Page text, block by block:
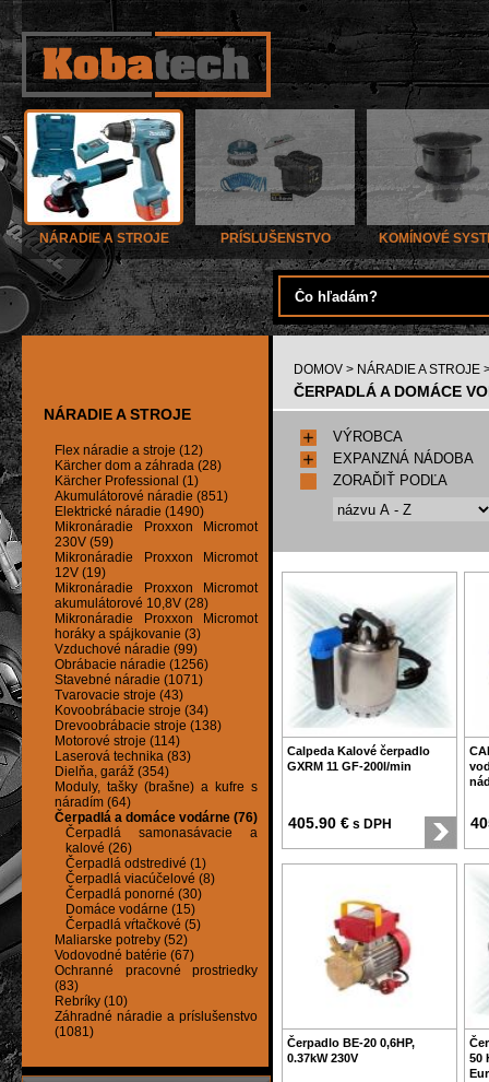
NÁRADIE A STROJE PRÍSLUŠENSTVO KOMÍNOVÉ
NÁRADIE A STROJE
Flex náradie a stroje (12)
Kärcher dom a záhrada (28)
Kärcher Professional (1)
Akumulátorové náradie (851)
Elektrické náradie (1490)
Mikronáradie Proxxon Micromot
230V (59)
Mikronáradie Proxxon Micromot
12V (19)
Mikronáradie Proxxon Micromot
akumulátorové 10,8V (28)
Mikronáradie Proxxon Micromot
horáky a spájkovanie (3)
Vzduchové náradie (99)
Obrábacie náradie (1256)
Stavebné náradie (1071)
Tvarovacie stroje (43)
Kovoobrábacie stroje (34)
Drevoobrábacie stroje (138)
Motorové stroje (114)
Laserová technika (83)
Dielňa, garáž (354)
Moduly, tašky (brašne) a kufre s
náradím (64)
Čerpadlá a domáce vodárne (76)
Čerpadlá samonasávacie a
kalové (26)
Čerpadlá odstredivé (1)
Čerpadlá viacúčelové (8)
Čerpadlá ponorné (30)
Domáce vodárne (15)
Čerpadlá vŕtačkové (5)
Maliarske potreby (52)
Vodovodné batérie (67)
Ochranné pracovné prostriedky
(83)
Rebríky (10)
Záhradné náradie a príslušenstvo
(1081)
DOMOV > NÁRADIE A STROJE
ČERPADLÁ A DOMÁCE
VÝROBCA
EXPANZNÁ NÁDOBA
ZORAĎIŤ PODĽA
Calpeda Kalové čerpadlo
GXRM 11 GF-200l/min
405.90 € s DPH
Čerpadlo BE-20 0,6HP,
0.37kW 230V
50